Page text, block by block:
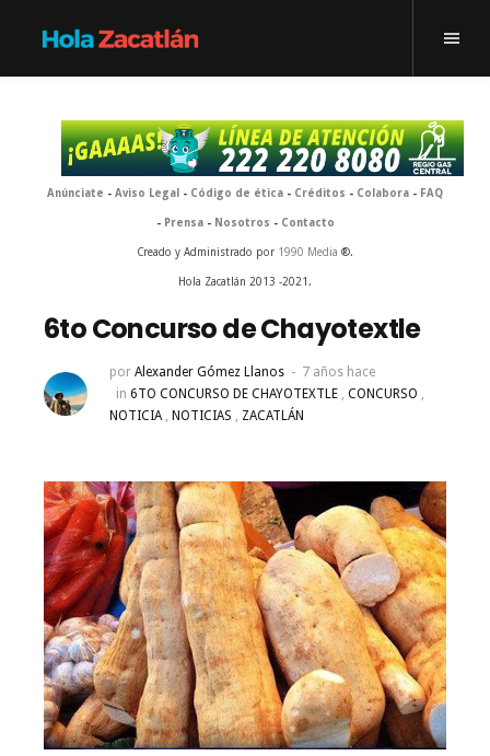
Anúnciate - Aviso Legal - Código de ética - Créditos - Colabora - FAQ
- Prensa- Nosotros - Contacto
Creado y Administrado por 1990 Media ®.
Hola Zacatlán 2013 -2021.
6to Concurso de Chayotextle
por Alexander Gómez Llanos
7 años hace
in 6TO CONCURSO DE CHAYOTEXTLE , CONCURSO ,
NOTICIA, NOTICIAS , ZACATLÁN